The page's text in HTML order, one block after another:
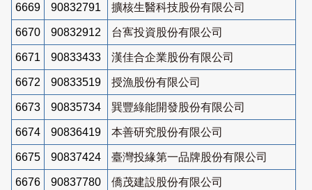
6669 90832791 擴核生醫科技股份有限公司
6670 90832912 台寯投資股份有限公司
6671 90833433 漢佳合企業股份有限公司
6672 90833519 授漁股份有限公司
6673 90835734 巽豐綠能開發股份有限公司
6674 90836419 本善研究股份有限公司
6675 90837424 臺灣投緣第一品牌股份有限公司
6676 90837780 僑茂建設股份有限公司